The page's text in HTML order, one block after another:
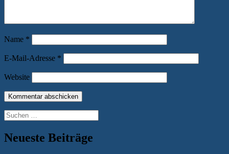
Name *
E-Mail-Adresse *
Website
Suchen
nach:
Neueste Beiträge